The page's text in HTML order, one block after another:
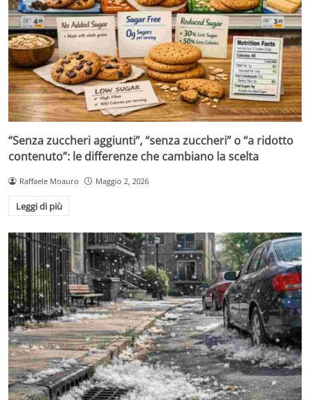
“Senza zuccheri aggiunti”, “senza zuccheri” o “a ridotto
contenuto”: le differenze che cambiano la scelta
Raffaele Moauro Maggio 2, 2026
Leggi di più